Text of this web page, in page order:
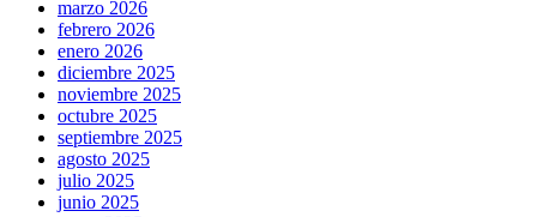
marzo 2026
febrero 2026
enero 2026
diciembre 2025
noviembre 2025
octubre 2025
septiembre 2025
agosto 2025
julio 2025
junio 2025